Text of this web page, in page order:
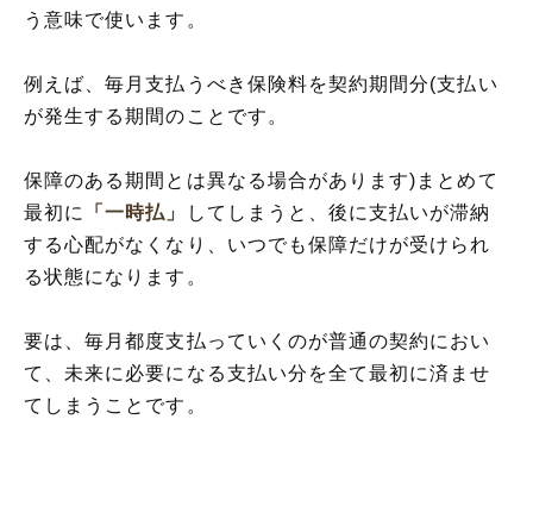
う意味で使います。
例えば、毎月支払うべき保険料を契約期間分(支払い
が発生する期間のことです。
保障のある期間とは異なる場合があります)まとめて
最初に
「一時払」
してしまうと、後に支払いが滞納
する心配がなくなり、いつでも保障だけが受けられ
る状態になります。
要は、毎月都度支払っていくのが普通の契約におい
て、未来に必要になる支払い分を全て最初に済ませ
てしまうことです。